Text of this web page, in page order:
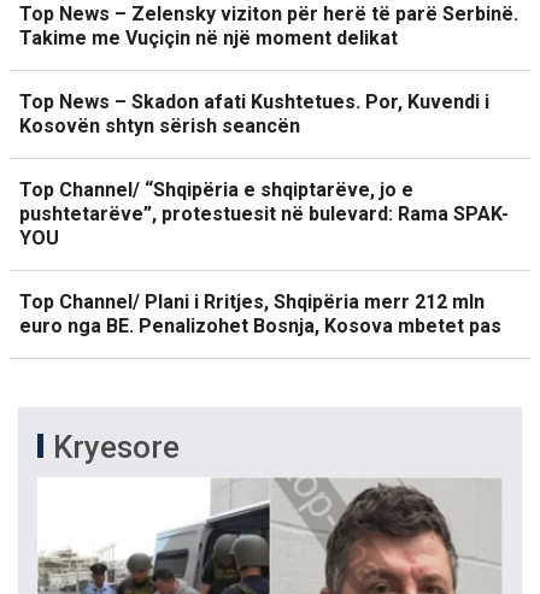
Top News – Zelensky viziton për herë të parë Serbinë.
Takime me Vuçiçin në një moment delikat
Top News – Skadon afati Kushtetues. Por, Kuvendi i
Kosovën shtyn sërish seancën
Top Channel/ “Shqipëria e shqiptarëve, jo e
pushtetarëve”, protestuesit në bulevard: Rama SPAK-
YOU
Top Channel/ Plani i Rritjes, Shqipëria merr 212 mln
euro nga BE. Penalizohet Bosnja, Kosova mbetet pas
Kryesore